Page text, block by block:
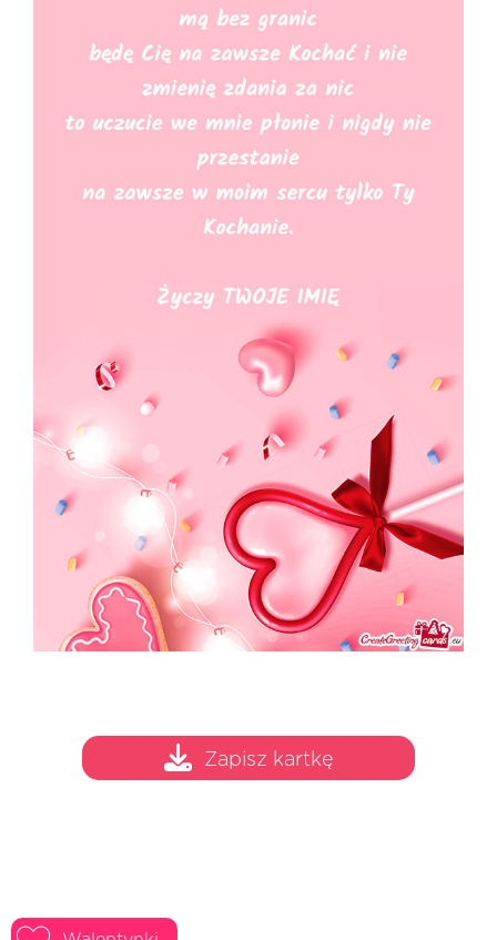
Zapisz kartkę